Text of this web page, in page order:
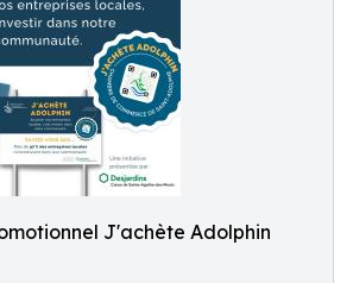
J'achète Adolphin